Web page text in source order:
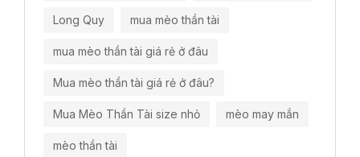
Long Quy mua mèo thần tài
mua mèo thần tài giá rẻ ở đâu
Mua mèo thần tài giá rẻ ở đâu?
Mua Mèo Thần Tài size nhỏ mèo may mắn
mèo thần tài